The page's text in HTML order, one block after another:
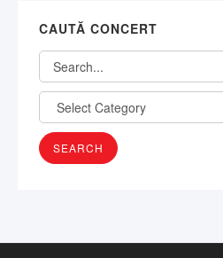
CAUTĂ CONCERT